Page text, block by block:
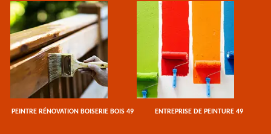
PEINTRE RÉNOVATION BOISERIE BOIS 49 ENTREPRISE DE PEINTURE 49